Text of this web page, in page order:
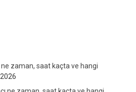
zaman, saat kaçta ve hangi